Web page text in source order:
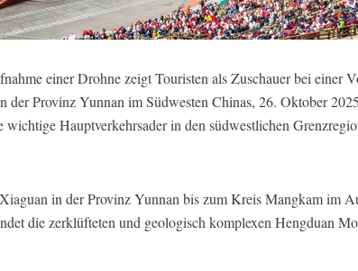
einer Drohne zeigt Touristen als Zuschauer bei einer
Provinz Yunnan im Südwesten Chinas, 26. Oktober
Hauptverkehrsader in den südwestlichen
in der Provinz Yunnan bis zum Kreis Mangkam im
die zerklüfteten und geologisch komplexen Hengduan